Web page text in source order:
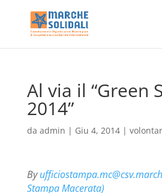
Al via il “Green
2014”
da admin | Giu 4, 2014|
By
Stampa Macerata)